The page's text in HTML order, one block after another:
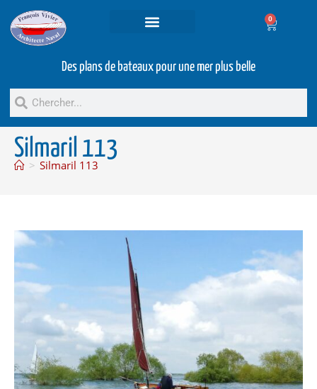
0
Des plans de bateaux pour une mer plus belle
Silmaril 113
> Silmaril 113